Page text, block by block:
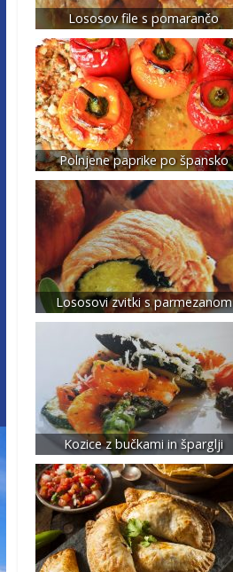
Lososov file s pomarančo
Polnjene paprike po špansko
Lososovi zvitki s parmezanom
Kozice z bučkami in šparglji